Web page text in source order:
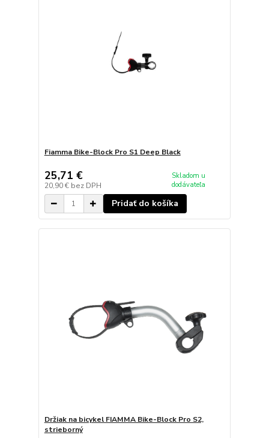
Fiamma Bike-Block Pro S1 Deep Black
25,71 €
20,90 € bez DPH
Skladom u
dodávateľa
Pridať do košíka
Držiak na bicykel FIAMMA Bike-Block Pro S2,
strieborný